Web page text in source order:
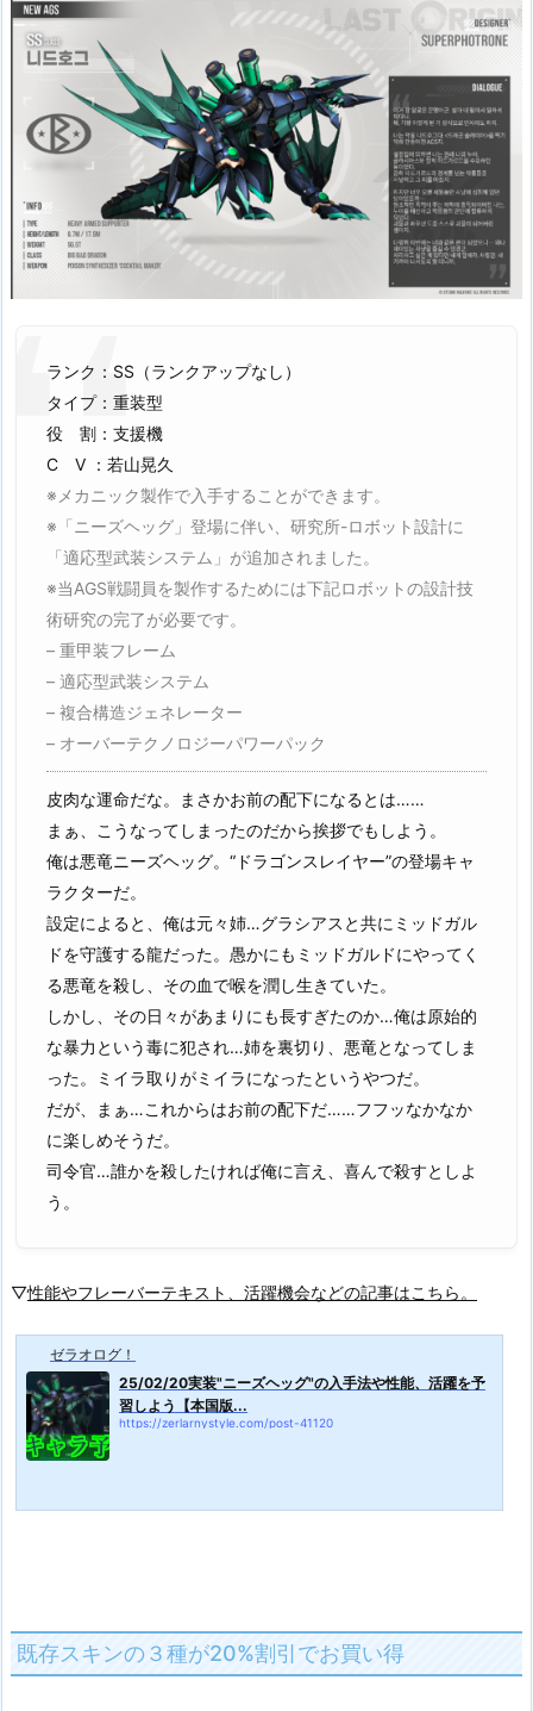
ランク：SS（ランクアップなし）
タイプ：重装型
役 割：支援機
C V ：若山晃久
※メカニック製作で入手することができます。
※「ニーズヘッグ」登場に伴い、研究所-ロボット設計に
「適応型武装システム」が追加されました。
※当AGS戦闘員を製作するためには下記ロボットの設計技
術研究の完了が必要です。
– 重甲装フレーム
– 適応型武装システム
– 複合構造ジェネレーター
– オーバーテクノロジーパワーパック
皮肉な運命だな。まさかお前の配下になるとは……
まぁ、こうなってしまったのだから挨拶でもしよう。
俺は悪竜ニーズヘッグ。“ドラゴンスレイヤー”の登場キャ
ラクターだ。
設定によると、俺は元々姉…グラシアスと共にミッドガル
ドを守護する龍だった。愚かにもミッドガルドにやってく
る悪竜を殺し、その血で喉を潤し生きていた。
しかし、その日々があまりにも長すぎたのか…俺は原始的
な暴力という毒に犯され…姉を裏切り、悪竜となってしま
った。ミイラ取りがミイラになったというやつだ。
だが、まぁ…これからはお前の配下だ……フフッなかなか
に楽しめそうだ。
司令官…誰かを殺したければ俺に言え、喜んで殺すとしよ
う。
▽性能やフレーバーテキスト、活躍機会などの記事はこちら。
ゼラオログ！
25/02/20実装"ニーズヘッグ"の入手法や性能、活躍を予
習しよう【本国版...
https://zerlarnystyle.com/post-41120
既存スキンの３種が20%割引でお買い得